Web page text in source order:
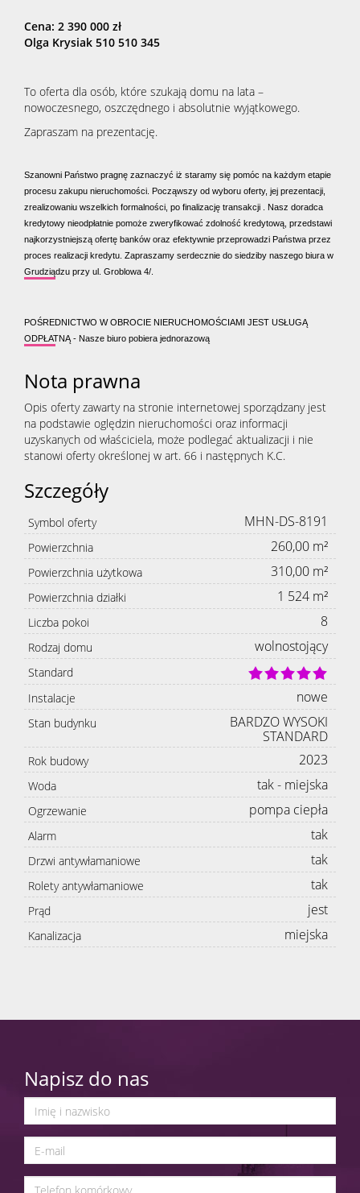
Cena: 2 390 000 zł
Olga Krysiak 510 510 345
To oferta dla osób, które szukają domu na lata –
nowoczesnego, oszczędnego i absolutnie wyjątkowego.
Zapraszam na prezentację.
Szanowni Państwo pragnę zaznaczyć iż staramy się pomóc na każdym etapie
procesu zakupu nieruchomości. Począwszy od wyboru oferty, jej prezentacji,
zrealizowaniu wszelkich formalności, po finalizację transakcji . Nasz doradca
kredytowy nieodpłatnie pomoże zweryfikować zdolność kredytową, przedstawi
najkorzystniejszą ofertę banków oraz efektywnie przeprowadzi Państwa przez
proces realizacji kredytu. Zapraszamy serdecznie do siedziby naszego biura w
Grudziądzu przy ul. Groblowa 4/.
POŚREDNICTWO W OBROCIE NIERUCHOMOŚCIAMI JEST USŁUGĄ
ODPŁATNĄ - Nasze biuro pobiera jednorazową
Nota prawna
Opis oferty zawarty na stronie internetowej sporządzany jest
na podstawie oględzin nieruchomości oraz informacji
uzyskanych od właściciela, może podlegać aktualizacji i nie
stanowi oferty określonej w art. 66 i następnych K.C.
Szczegóły
Symbol oferty MHN-DS-8191
Powierzchnia 260,00 m²
Powierzchnia użytkowa 310,00 m²
Powierzchnia działki 1 524 m²
Liczba pokoi 8
Rodzaj domu wolnostojący
Standard
Instalacje
nowe
Stan budynku
BARDZO WYSOKI
STANDARD
Rok budowy 2023
Woda tak - miejska
Ogrzewanie pompa ciepła
Alarm tak
Drzwi antywłamaniowe tak
Rolety antywłamaniowe tak
Prąd jest
Kanalizacja miejska
Napisz do nas